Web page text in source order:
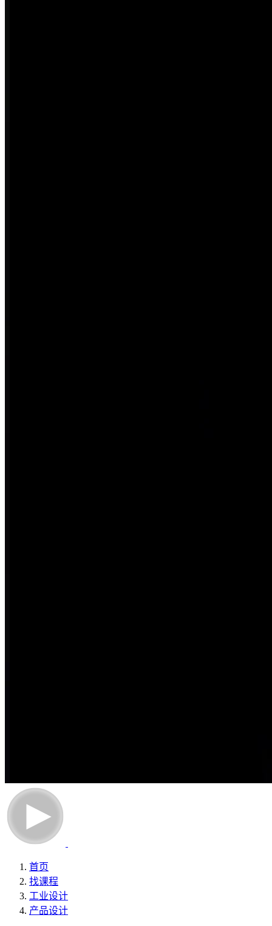
首页
找课程
工业设计
产品设计